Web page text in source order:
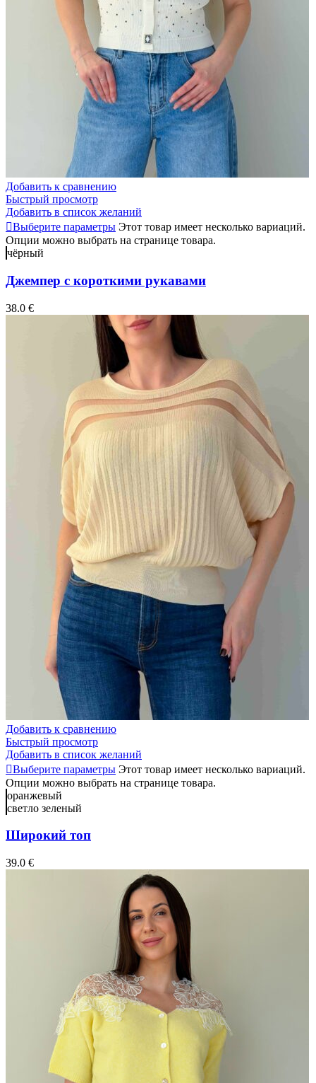
Добавить к сравнению
Быстрый просмотр
Добавить в список желаний
Выберите параметры Этот товар имеет несколько вариаций.
Опции можно выбрать на странице товара.
чёрный
Джемпер с короткими рукавами
38.0 €
Добавить к сравнению
Быстрый просмотр
Добавить в список желаний
Выберите параметры Этот товар имеет несколько вариаций.
Опции можно выбрать на странице товара.
оранжевый
светло зеленый
Широкий топ
39.0 €